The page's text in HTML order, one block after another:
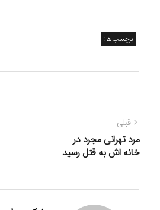
برچسب‌ها:
راهبری
نوشته
قبلی
قبلی:
مرد تهرانی مجرد در
خانه اش به قتل رسید